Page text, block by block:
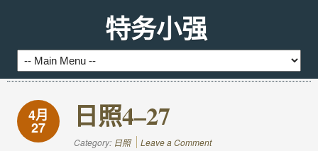
特务小强
4月
27 日照4–27
Category: 日照 Leave a Comment